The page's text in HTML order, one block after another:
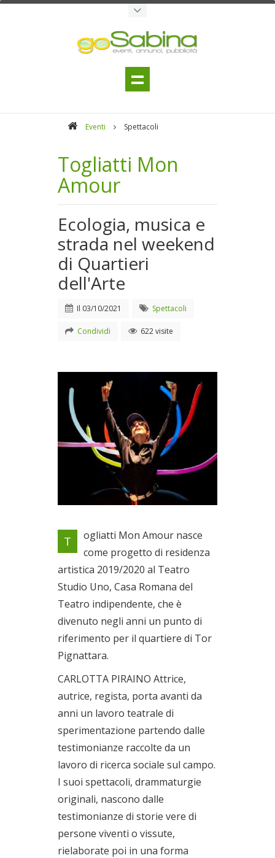
Eventi Spettacoli
Togliatti Mon
Amour
Ecologia, musica e
strada nel weekend
di Quartieri
dell'Arte
Il 03/10/2021 Spettacoli
Condividi 622 visite
Ecologia, musica e strada nel
weekend di Quartieri dell'Arte
Il 03/10/2021
T
ogliatti Mon Amour nasce
come progetto di residenza
artistica 2019/2020 al Teatro
Studio Uno, Casa Romana del
Teatro indipendente, che è
divenuto negli anni un punto di
riferimento per il quartiere di Tor
Pignattara.
CARLOTTA PIRAINO Attrice,
autrice, regista, porta avanti da
anni un lavoro teatrale di
sperimentazione partendo dalle
testimonianze raccolte da un
lavoro di ricerca sociale sul campo.
I suoi spettacoli, drammaturgie
originali, nascono dalle
testimonianze di storie vere di
persone viventi o vissute,
rielaborate poi in una forma